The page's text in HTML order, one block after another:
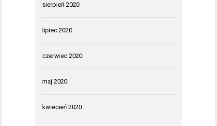
sierpień 2020
lipiec 2020
czerwiec 2020
maj 2020
kwiecień 2020